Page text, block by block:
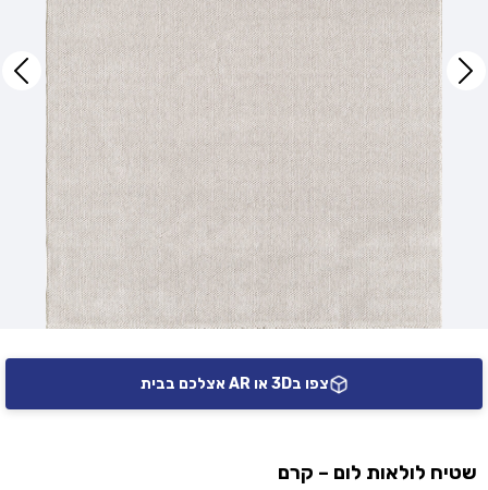
צפו ב3D או AR אצלכם בבית
שטיח לולאות לום – קרם